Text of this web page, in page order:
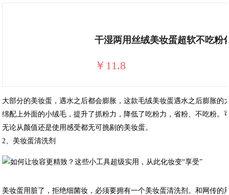
干湿两用丝绒美妆蛋超软不吃粉
￥11.8
大部分的美妆蛋，遇水之后都会膨胀，这款毛绒美妆蛋遇水之后膨胀
绵配上外面的小绒毛，提升了抓粉力，降低了吃粉力，省粉、不吃粉
无论从颜值还是使用感受都无可挑剔的美妆蛋。
2、美妆蛋清洗剂
美妆蛋用脏了，拒绝细菌妆，必须要拥有一个美妆蛋清洗剂。和网传